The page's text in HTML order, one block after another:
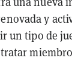
y
un tipo de